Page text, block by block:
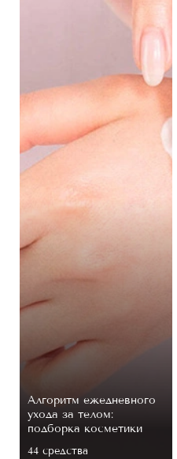
Алгоритм ежедневного
ухода за телом:
подборка косметики
44 средствa